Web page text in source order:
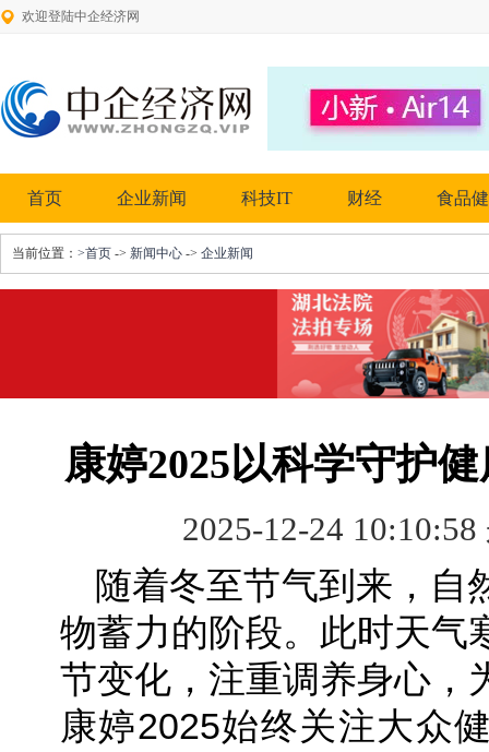
欢迎登陆中企经济网
首页 企业新闻 科技IT 财经 食品
当前位置： >首页 -> 新闻中心 -> 企业新闻
康婷2025以科学守护
2025-12-24
随着冬至节气到来，自
物蓄力的阶段。此时天气
节变化，注重调养身心，
康婷2025始终关注大众